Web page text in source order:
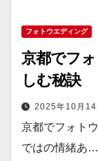
フォトウエディング
京都でフ
しむ秘訣
2025年10月14
京都でフォト
ではの情緒あ…